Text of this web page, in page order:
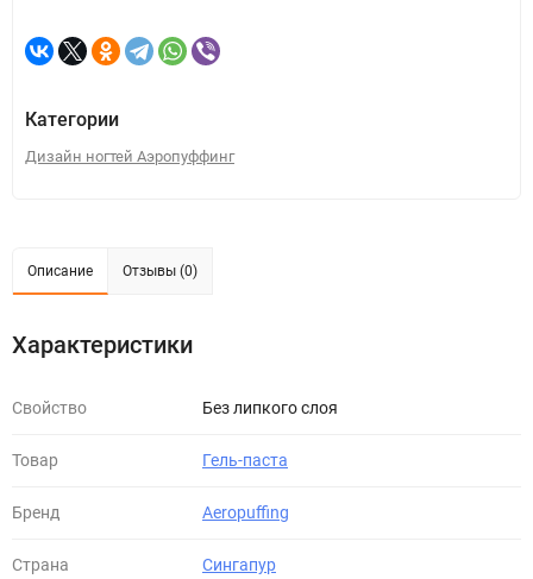
Категории
Дизайн ногтей Аэропуффинг
Описание Отзывы (0)
Характеристики
Свойство Без липкого слоя
Товар Гель-паста
Бренд Aeropuffing
Страна
Сингапур